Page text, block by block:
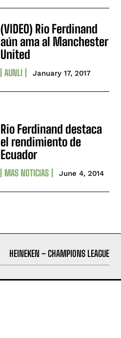
(VIDEO) Rio Ferdinand
aún ama al Manchester
United
AUNLI January 17, 2017
Rio Ferdinand destaca
el rendimiento de
Ecuador
MAS NOTICIAS June 4, 2014
HEINEKEN – CHAMPIONS LEAGUE